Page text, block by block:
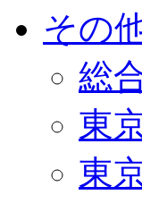
その
総
東
東